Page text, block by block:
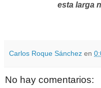
esta larga
Carlos Roque Sánchez en
No hay comentarios: